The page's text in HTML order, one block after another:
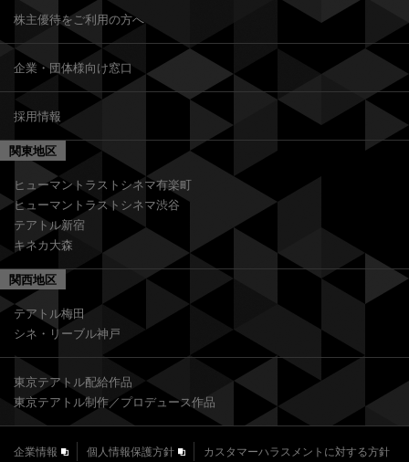
株主優待をご利用の方へ
企業・団体様向け窓口
採用情報
関東地区
ヒューマントラストシネマ有楽町
ヒューマントラストシネマ渋谷
テアトル新宿
キネカ大森
関西地区
テアトル梅田
シネ・リーブル神戸
東京テアトル配給作品
東京テアトル制作／プロデュース作品
企業情報 個人情報保護方針 カスタマーハラスメントに対する方針